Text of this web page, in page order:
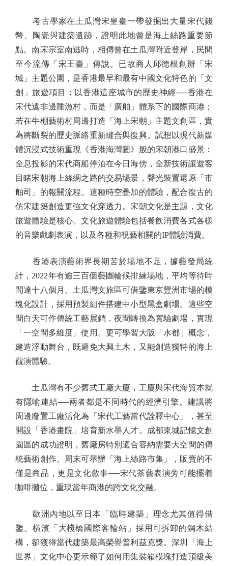
考古學家在土瓜灣宋皇臺一帶發掘出大量宋代錢
幣、陶瓷與建築遺跡，證明此地曾是海上絲路重要節
點。南宋宗室南逃時，相傳曾在土瓜灣附近登岸，民間
至今流傳「宋王臺」傳說。已故商人邱德根創辦「宋
城」主題公園，是香港最早和最有中國文化特色的「文
創」旅遊項目；以香港這座城市的歷史神經──香港在
宋代遠非邊陲漁村，而是「廣舶」體系下的國際商港；
若在牛棚藝術村周邊打造「海上宋朝」主題文創區，實
為將斷裂的歷史脈絡重新縫合與復興。試想以現代新媒
體沉浸式技術重現《香港海灣圖》般的宋朝港口盛景：
全息投影的宋代商船停泊在今日海傍，全新技術讓遊客
目睹宋朝海上絲綢之路的交易場景，聲光裝置還原「市
舶司」的報關流程。這種時空疊加的體驗，配合復古的
仿宋建築創造更強文化穿透力。宋朝文化是主題，文化
旅遊體驗是核心。文化旅遊體驗包括餐飲消費各式各樣
的音樂戲劇表演，以及各種和視藝相關的IP體驗消費。
香港表演藝術界長期苦於場地不足，據藝發局統
計，2022年有逾三百個藝團輪候排練場地，平均等待時
間達十八個月。土瓜灣文旅區可借鑒東京豐洲市場的模
塊化設計，採用預製組件搭建中小型黑盒劇場。這些空
間白天可作傳統工藝展銷，夜間轉換為實驗劇場，實現
「一空間多維度」使用。更可學習大阪「水都」概念，
建造浮動舞台，既避免大興土木，又能創造獨特的海上
觀演體驗。
土瓜灣有不少舊式工廠大廈，工廈與宋代海貿本就
有隱喻連結──兩者都是不同時代的經濟引擎。建議將
周邊廢置工廠活化為「宋代工藝當代詮釋中心」，甚至
開設「香港畫院」培育新水墨人才。成都東城記憶文創
園區的成功證明，舊廠房特別適合容納需要大空間的傳
統藝術創作。周末可舉辦「海上絲路市集」，販賣的不
僅是商品，更是文化敘事──宋代茶藝表演旁可能擺着
咖啡攤位，重現當年商港的跨文化交融。
歐洲內地以至日本「臨時建築」理念尤其值得借
鑒。橫濱「大棧橋國際客輪站」採用可拆卸的鋼木結
構，卻獲得當代建築最高榮譽普利茲克獎。深圳「海上
世界」文化中心更示範了如何用集裝箱模塊打造頂級美